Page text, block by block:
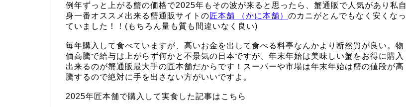
例年ずっと上がる蟹の価格で2025年もその波が来ると思ったら、蟹通販で人気があり私自
身一番オススメ出来る蟹通販サイトの匠本舗 （かに本舗） のカニがとんでもなく安くなっ
ていました！！(もちろん量も質も間違いなく良い)
毎年購入して食べていますが、高いお金を出して食べる料亭なんかより断然質が良い。物
価高騰で給与は上がらず何かと不景気の日本ですが、年末年始は美味しい蟹をお得に購入
出来るのが蟹通販最大手の匠本舗だからです！スーパーや市場は年末年始は蟹の値段が高
騰するので絶対に手を出さない方がいいですよ。
2025年匠本舗で購入して実食した記事はこちら